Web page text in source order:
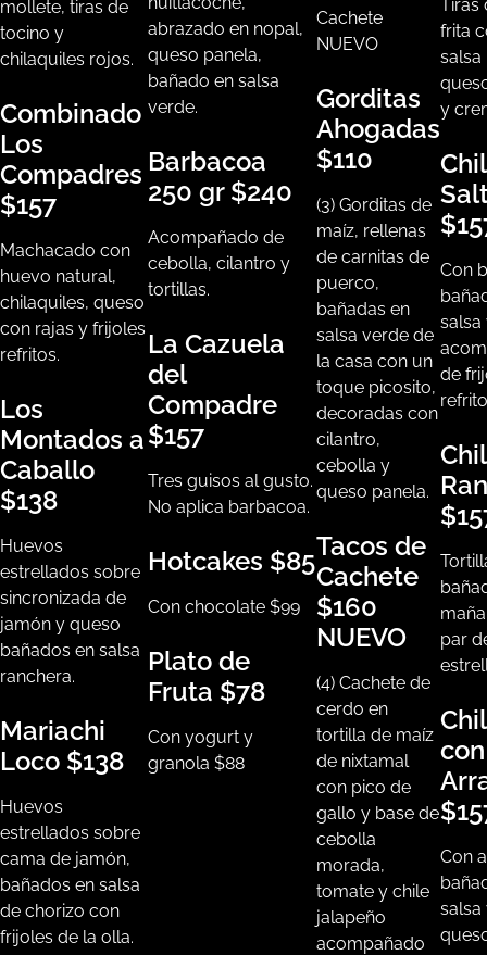
mollete, tiras de
tocino y
chilaquiles rojos.
Combinado
Los
Compadres
$157
Machacado con
huevo natural,
chilaquiles, queso
con rajas y frijoles
refritos.
Los
Montados a
Caballo
$138
Huevos
estrellados sobre
sincronizada de
jamón y queso
bañados en salsa
ranchera.
Mariachi
Loco $138
Huevos
estrellados sobre
cama de jamón,
bañados en salsa
de chorizo con
frijoles de la olla.
abrazado en nopal,
queso panela,
bañado en salsa
verde.
Barbacoa
250 gr $240
Acompañado de
cebolla, cilantro y
tortillas.
La Cazuela
del
Compadre
$157
Tres guisos al gusto.
No aplica barbacoa.
Hotcakes $85
Con chocolate $99
Plato de
Fruta $78
Con yogurt y
granola $88
Cachete
NUEVO
Gorditas
Ahogadas
$110
(3) Gorditas de
maíz, rellenas
de carnitas de
puerco,
bañadas en
salsa verde de
la casa con un
toque picosito,
decoradas con
cilantro,
cebolla y
queso panela.
Tacos de
Cachete
$160
NUEVO
(4) Cachete de
cerdo en
tortilla de maíz
de nixtamal
con pico de
gallo y base de
cebolla
morada,
tomate y chile
jalapeño
acompañado
Tiras
frita
salsa
y
Con
salsa
de
par
con
Con
salsa